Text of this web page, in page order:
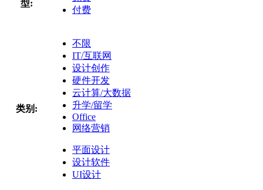
型:
付费
类别:
不限
IT/互联网
设计创作
硬件开发
云计算/大数据
升学/留学
Office
网络营销
平面设计
设计软件
UI设计